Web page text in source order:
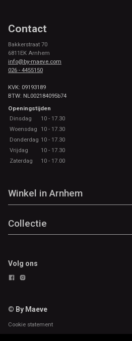
Contact
Bakkerstraat 70
6811EK Arnhem
info@by-maeve.com
026 - 4455150
KVK: 09193189
BTW: NL002184095b74
Openingstijden
Dinsdag
10 - 17.30
Woensdag
10 - 17.30
Donderdag 10 - 17.30
Vrijdag
10 - 17.30
Zaterdag
10 - 17.00
Winkel in Arnhem
Collectie
Volg ons
© By Maeve
Cookie statement